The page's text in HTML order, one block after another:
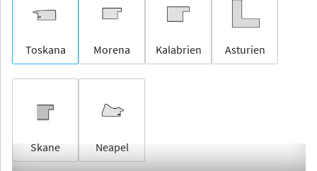
Toskana Morena Kalabrien Asturien
Skane Neapel